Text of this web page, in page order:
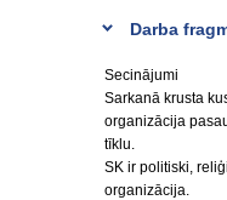
Darba
Secinājumi
Sarkanā krusta
organizācija
tīklu.
SK ir politiski,
organizācija.